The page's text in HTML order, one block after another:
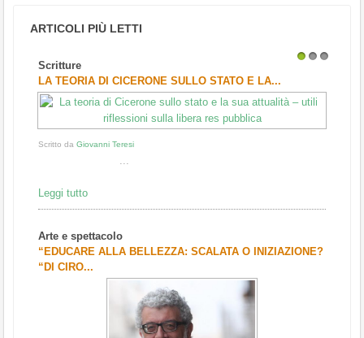
ARTICOLI PIÙ LETTI
Scritture
LA TEORIA DI CICERONE SULLO STATO E LA...
Scritto da Giovanni Teresi
...
Leggi tutto
Arte e spettacolo
“EDUCARE ALLA BELLEZZA: SCALATA O INIZIAZIONE?
“DI CIRO...